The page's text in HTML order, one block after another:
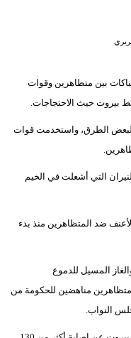
علوم
وتكنولوجيا
أبراج
بين متظاهرين وقوات
بيروت حيث الاحتجاجات.
الطرق، واستخدمت قوات
التي أشعلت في الخيم
ضد المتظاهرين منذ بدء
المسيل للدموع
مناهضين للحكومة من
النواب.